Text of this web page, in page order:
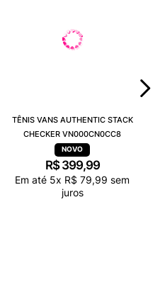
TÊNIS VANS AUTHENTIC STACK
CHECKER VN000CN0CC8
R$ 399,99
Em até 5x R$ 79,99 sem
juros